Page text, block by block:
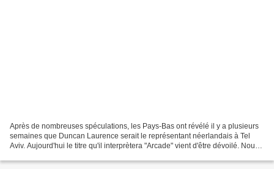
Après de nombreuses spéculations, les Pays-Bas ont révélé il y a plusieurs
semaines que Duncan Laurence serait le représentant néerlandais à Tel
Aviv. Aujourd'hui le titre qu'il interprètera "Arcade" vient d'être dévoilé. Nous